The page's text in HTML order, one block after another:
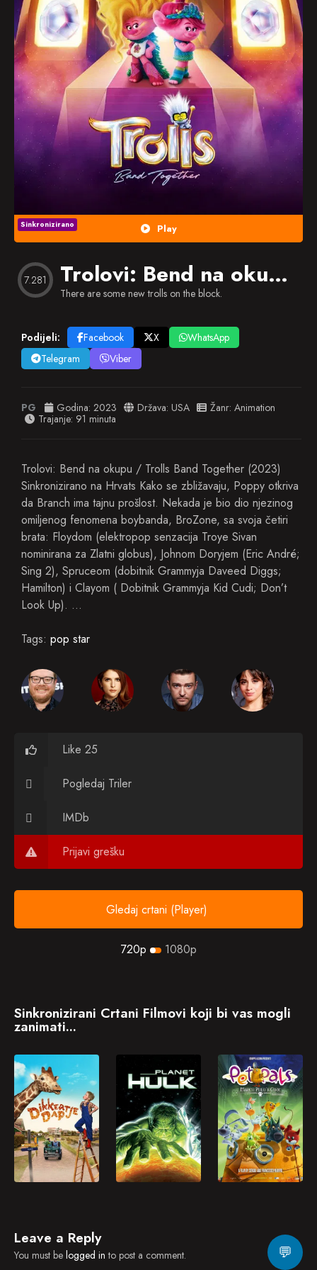
Popularno
Nasumično
Favorites
Play
Sinkronizirano
7.281 Trolovi: Bend na okupu
There are some new trolls on the block.
Podijeli: Facebook X
WhatsApp
Telegram
Viber
PG Godina: 2023 Država: USA Žanr: Animation
Trajanje: 91 minuta
Trolovi: Bend na okupu / Trolls Band Together (2023)
Sinkronizirano na Hrvats Kako se zbližavaju, Poppy otkriva
da Branch ima tajnu prošlost. Nekada je bio dio njezinog
omiljenog fenomena boybanda, BroZone, sa svoja četiri
brata: Floydom (elektropop senzacija Troye Sivan
nominirana za Zlatni globus), Johnom Doryjem (Eric André;
Sing 2), Spruceom (dobitnik Grammyja Daveed Diggs;
Hamilton) i Clayom ( Dobitnik Grammyja Kid Cudi; Don’t
Look Up). …
Tags: pop star
Like 25
Pogledaj Triler
IMDb
Prijavi grešku
Gledaj crtani (Player)
720p 1080p
Sinkronizirani Crtani Filmovi koji bi vas mogli
zanimati...
Leave a Reply
You must be logged in to post a comment. 💬